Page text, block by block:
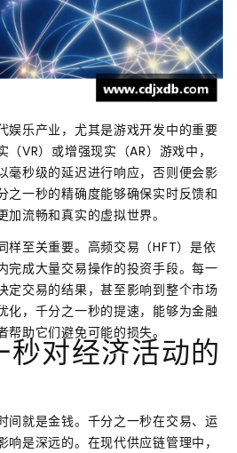
娱乐产业，尤其是游戏开发中的重要
VR）或增强现实（AR）游戏中，
毫秒级的延迟进行响应，否则便会影
之一秒的精确度能够确保实时反馈和
流畅和真实的虚拟世界。
样至关重要。高频交易（HFT）是依
完成大量交易操作的投资手段。每一
定交易的结果，甚至影响到整个市场
化，千分之一秒的提速，能够为金融
助它们避免可能的损失。
秒对经济活动的
间就是金钱。千分之一秒在交易、运
是深远的。在现代供应链管理中，